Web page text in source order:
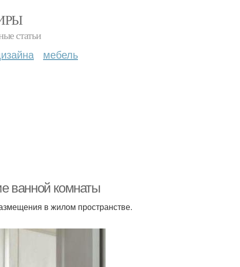
статьи
мебель
ванной комнаты
в жилом пространстве.